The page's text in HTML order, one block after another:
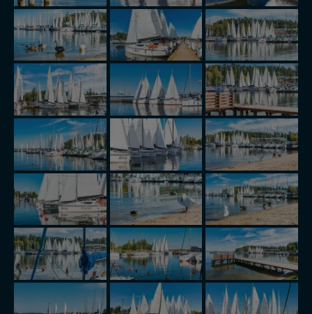
itp). Więcej informacji o zasadach i funkcjonalności
serwisu wRegulaminie Serwisu.
Administratorem Twoich danych jest: Agencja
Reklamowa Kreacja Monika Borkowska, z siedzibą ul.
Wiejska 17, 11-500 Giżycko. Możesz z nami
skontaktować się za pośrednictwem tejstrony.
W każdej chwili możesz: zażądać dostępu do swoich
danych, zażądać ich poprawienia lub usunięcia,
zabronić ich przetwarzania. Pamiętaj jednak, że nie
zawsze jest możliwe techniczne zrealizowanie Twoich
praw w odniesieniu do informacji zawartych w plikach
cookies. Twoja przeglądarka umożliwia Ci skasowanie
tych plików - w pewnych przypadkach nie możemy tego
zrobić za Ciebie.
Dziękujemy, i życzmy miłego odkrywania Mazur na
nowo...